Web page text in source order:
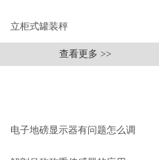
立柜式罐装秤
查看更多 >>
电子地磅显示器有问题怎么调